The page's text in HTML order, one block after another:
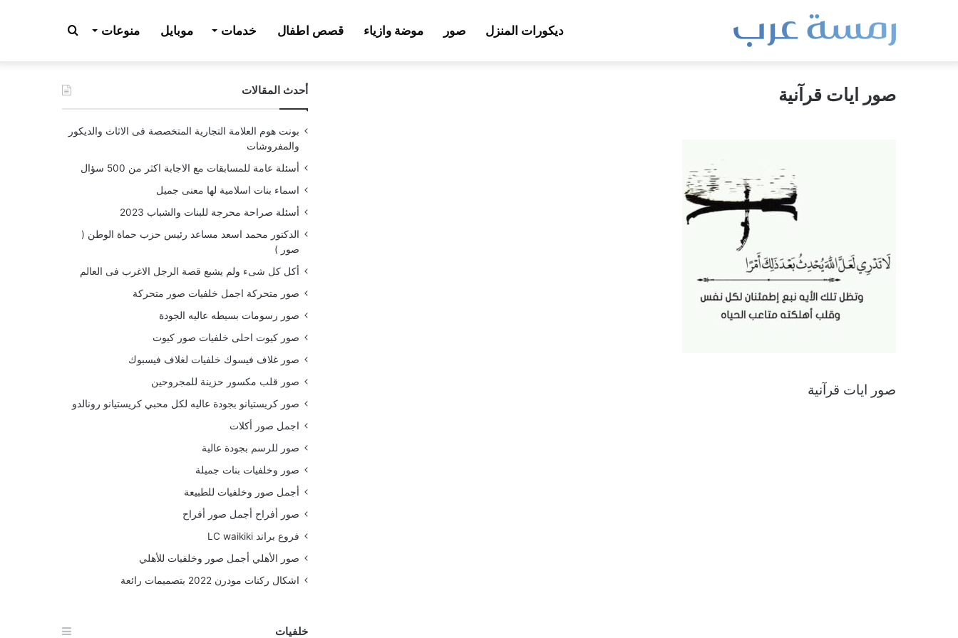
ديكورات المنزل صور موضة وازياء قصص اطفال خدمات موبايل منوعات بحث
عن صور ايات قرآنية
صور ايات قرآنية
أحدث المقالات
بونت هوم العلامة التجارية المتخصصة فى الاثاث والديكور
والمفروشات
أسئلة عامة للمسابقات مع الاجابة اكثر من 500 سؤال
اسماء بنات اسلامية لها معنى جميل
أسئلة صراحة محرجة للبنات والشباب 2023
الدكتور محمد اسعد مساعد رئيس حزب حماة الوطن (
صور )
أكل كل شىء ولم يشبع قصة الرجل الاغرب فى العالم
صور متحركة اجمل خلفيات صور متحركة
صور رسومات بسيطه عاليه الجودة
صور كيوت احلى خلفيات صور كيوت
صور غلاف فيسوك خلفيات لغلاف فيسبوك
صور قلب مكسور حزينة للمجروحين
صور كريستيانو بجودة عاليه لكل محبي كريستيانو رونالدو
اجمل صور أكلات
صور للرسم بجودة عالية
صور وخلفيات بنات جميلة
أجمل صور وخلفيات للطبيعة
صور أفراح أجمل صور أفراح
فروع براند LC waikiki
صور الأهلي أجمل صور وخلفيات للأهلي
اشكال ركنات مودرن 2022 بتصميمات رائعة
خلفيات